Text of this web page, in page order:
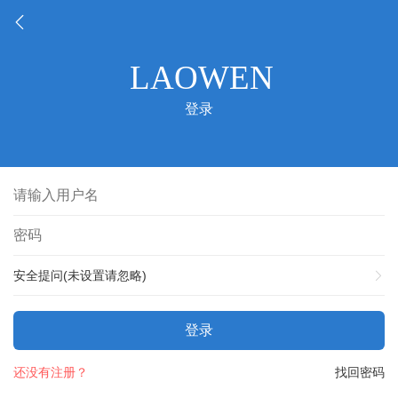
登录
安全提问(未设置请忽略)
登录
找回密码
还没有注册？